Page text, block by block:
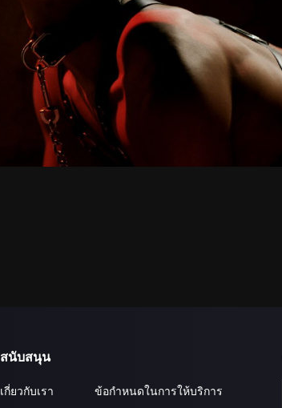
สนับสนุน
เกี่ยวกับเรา
ข้อกำหนดในการให้บริการ